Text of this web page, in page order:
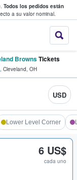
Todos los pedidos están
a su valor nominal.
BrownsTickets
, Cleveland, OH
USD
Lower Level Corner
6 US$
cada uno